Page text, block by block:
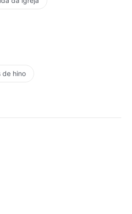
de hino